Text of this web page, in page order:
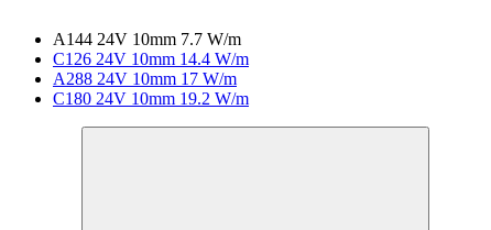
A144 24V 10mm 7.7 W/m
C126 24V 10mm 14.4 W/m
A288 24V 10mm 17 W/m
C180 24V 10mm 19.2 W/m